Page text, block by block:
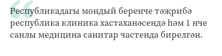
Республикадагы мондый беренче тәҗрибә
республика клиника хастаханәсендә һәм 1 нче
санлы медицина санитар частенда бирелгән.